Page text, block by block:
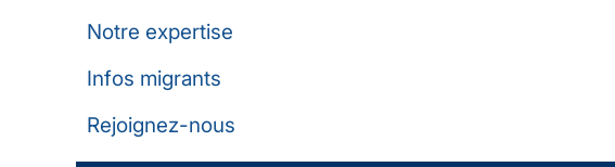
Notre expertise
Infos migrants
Rejoignez-nous